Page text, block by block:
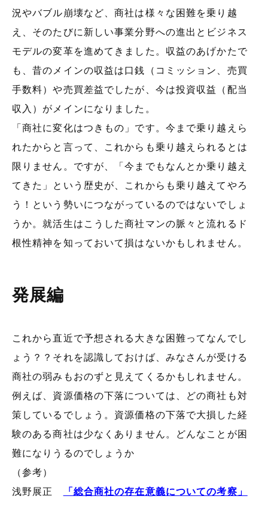
況やバブル崩壊など、商社は様々な困難を乗り越
え、そのたびに新しい事業分野への進出とビジネス
モデルの変革を進めてきました。収益のあげかたで
も、昔のメインの収益は口銭（コミッション、売買
手数料）や売買差益でしたが、今は投資収益（配当
収入）がメインになりました。
「商社に変化はつきもの」です。今まで乗り越えら
れたからと言って、これからも乗り越えられるとは
限りません。ですが、「今までもなんとか乗り越え
てきた」という歴史が、これからも乗り越えてやろ
う！という勢いにつながっているのではないでしょ
うか。就活生はこうした商社マンの脈々と流れるド
根性精神を知っておいて損はないかもしれません。
発展編
これから直近で予想される大きな困難ってなんでし
ょう？？それを認識しておけば、みなさんが受ける
商社の弱みもおのずと見えてくるかもしれません。
例えば、資源価格の下落については、どの商社も対
策しているでしょう。資源価格の下落で大損した経
験のある商社は少なくありません。どんなことが困
難になりうるのでしょうか
（参考）
浅野展正
「総合商社の存在意義についての考察」